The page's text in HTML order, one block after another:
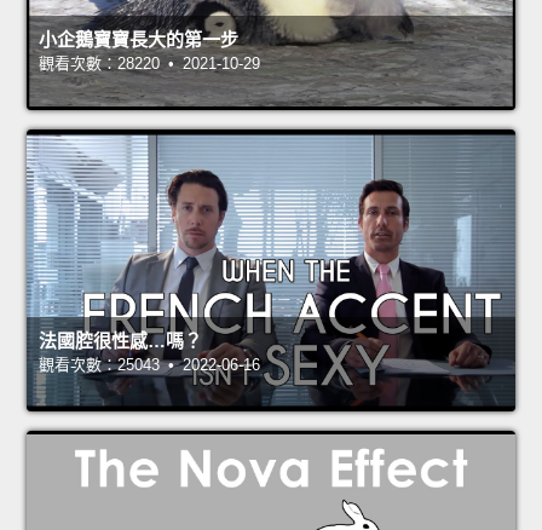
小企鵝寶寶長大的第一步
觀看次數：28220 • 2021-10-29
法國腔很性感…嗎？
觀看次數：25043 • 2022-06-16